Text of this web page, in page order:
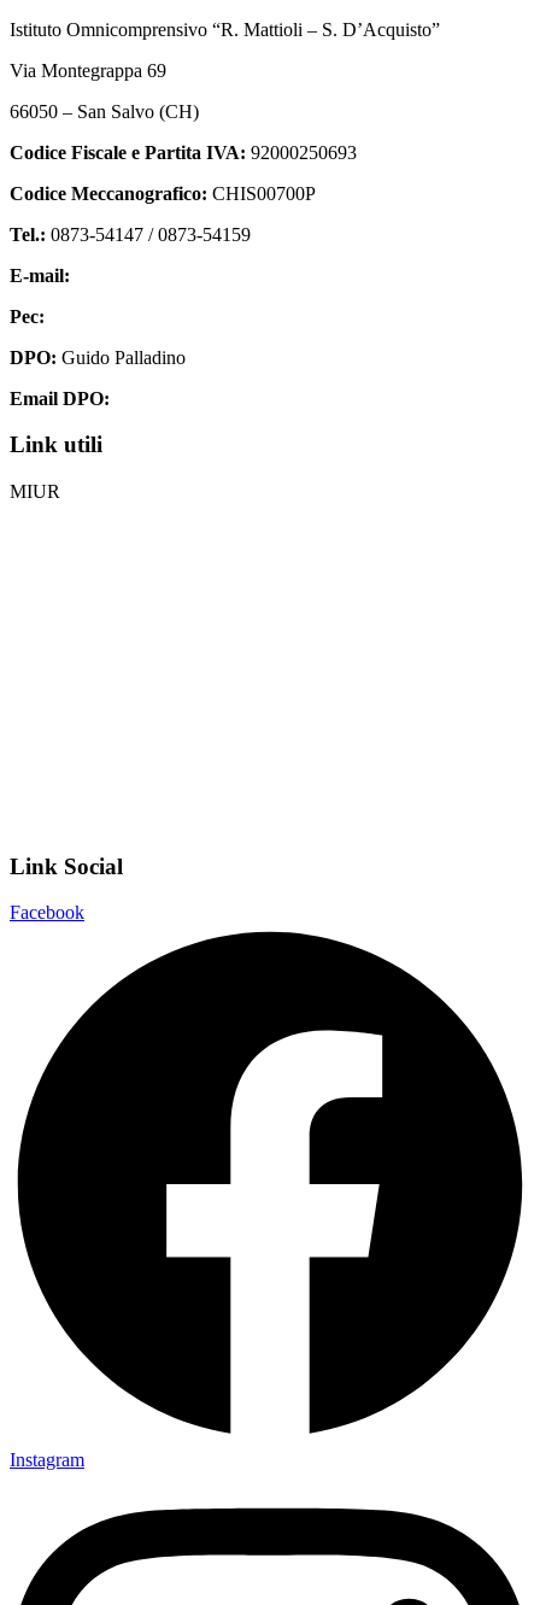
Istituto Omnicomprensivo “R. Mattioli – S. D’Acquisto”
Via Montegrappa 69
66050 – San Salvo (CH)
Codice Fiscale e Partita IVA: 92000250693
Codice Meccanografico: CHIS00700P
Tel.: 0873-54147 /0873-54159
E-mail:
Pec:
DPO: Guido Palladino
Email DPO:
Link utili
MIUR
Link Social
Facebook
Instagram